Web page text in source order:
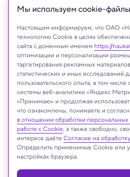
Shutterstock
На сайте могут быть
интернет-ресурсов
владельцем которых
Platforms Inc., запрещённая
Мы используем сookie-файлы
Настоящим информируем, что ОАО
технологию Cookie в целях
сайта с доменным именем https://
оптимизации и персонализации
таргетирования рекламных
статистических и иных исследований
пользовательского опыта, в том
системы веб-аналитики «Яндекс
«Принимаю» и продолжая
что ознакомлены, понимаете и
в отношении обработки
работе с Cookie, а также свободно,
интересе даёте Согласие на
Определить применимые Cookie или
настройках браузера.